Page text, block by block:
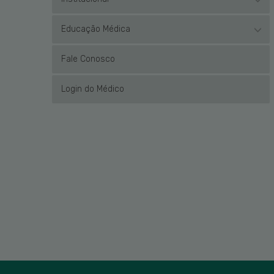
Educação Médica
Fale Conosco
Login do Médico